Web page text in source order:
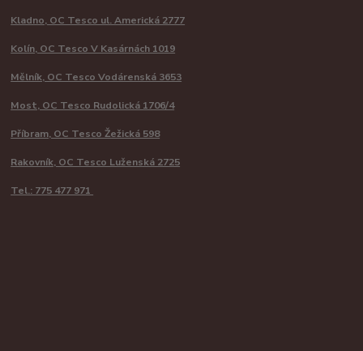
Kladno, OC Tesco ul. Americká 2777
Kolín, OC Tesco V Kasárnách 1019
Mělník, OC Tesco Vodárenská 3653
Most, OC Tesco Rudolická 1706/4
Příbram, OC Tesco Žežická 598
Rakovník, OC Tesco Luženská 2725
Tel.: 775 477 971